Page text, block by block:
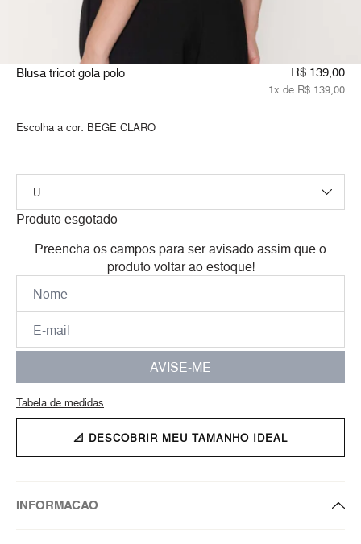
Blusa tricot gola polo R$ 139,00
1x de R$ 139,00
Escolha a cor: BEGE CLARO
Produto esgotado
Preencha os campos para ser avisado assim que o
produto voltar ao estoque!
AVISE-ME
Tabela de medidas
📐 DESCOBRIR MEU TAMANHO IDEAL
INFORMACAO